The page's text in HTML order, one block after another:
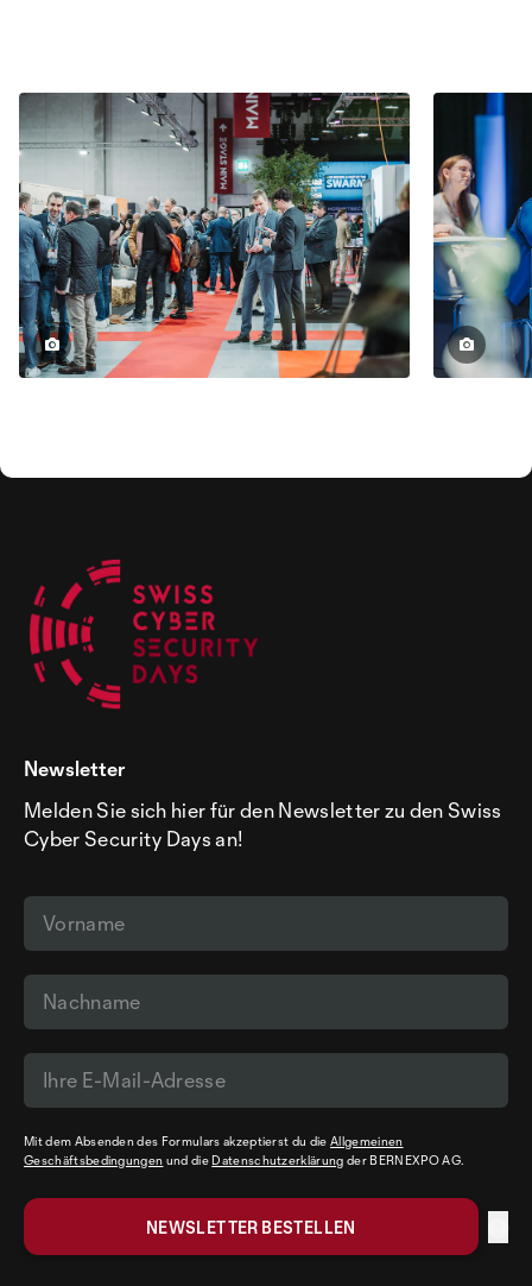
Newsletter
Melden Sie sich hier für den Newsletter zu den Swiss
Cyber Security Days an!
Mit dem Absenden des Formulars akzeptierst du dieAllgemeinen
Geschäftsbedingungen und die Datenschutzerklärung der BERNEXPO AG.